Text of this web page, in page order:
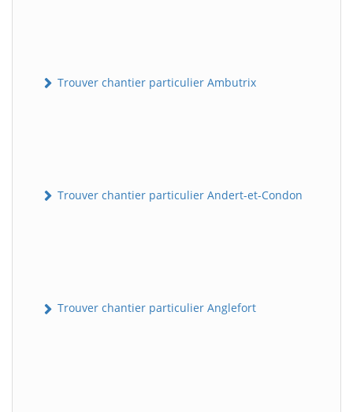
Trouver chantier particulier Ambutrix
Trouver chantier particulier Andert-et-Condon
Trouver chantier particulier Anglefort